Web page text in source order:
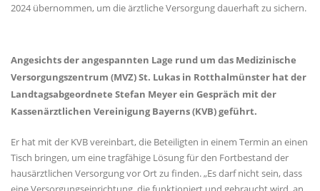
2024 übernommen, um die ärztliche Versorgung dauerhaft zu sichern.
Angesichts der angespannten Lage rund um das Medizinische
Versorgungszentrum (MVZ) St. Lukas in Rotthalmünster hat der
Landtagsabgeordnete Stefan Meyer ein Gespräch mit der
Kassenärztlichen Vereinigung Bayerns (KVB) geführt.
Er hat mit der KVB vereinbart, die Beteiligten in einem Termin an einen
Tisch bringen, um eine tragfähige Lösung für den Fortbestand der
hausärztlichen Versorgung vor Ort zu finden. „Es darf nicht sein, dass